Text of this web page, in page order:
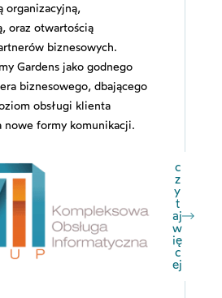
organizacyjną,
oraz otwartością
biznesowych.
Gardens jako godnego
biznesowego, dbającego
obsługi klienta
nowe formy komunikacji.
c
z
y
t
aj
w
ię
c
ej